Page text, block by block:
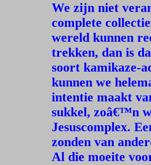
We zijn niet
complete
wereld kunnen
trekken, dan is
soort kamikaze-
kunnen we
intentie maakt
sukkel, zoâ€™n
Jesuscomplex.
zonden van
Al die moeite